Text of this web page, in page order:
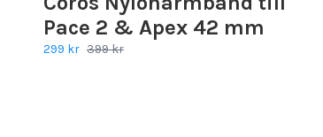
Pace 2 & Apex 42 mm
299 kr 399 kr